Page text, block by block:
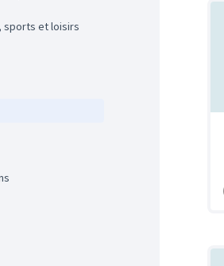
sports et loisirs